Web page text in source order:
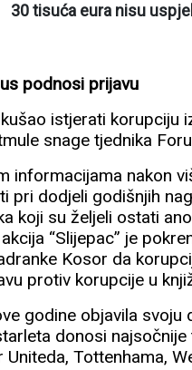
30 tisuća eura nisu
podnosi prijavu
istjerati korupciju
snage tjednika
informacijama nakon
pri dodjeli godišnjih
koji su željeli ostati
“Slijepac” je
Kosor da
protiv korupcije u
godine objavila svoju
donosi
Uniteda, Tottenhama,